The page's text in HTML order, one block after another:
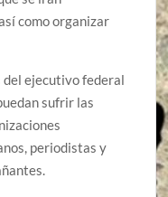
como organizar
ejecutivo federal
sufrir las
periodistas y